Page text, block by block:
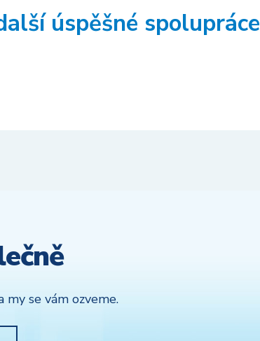
úspěšné spolupráce
my se vám ozveme.